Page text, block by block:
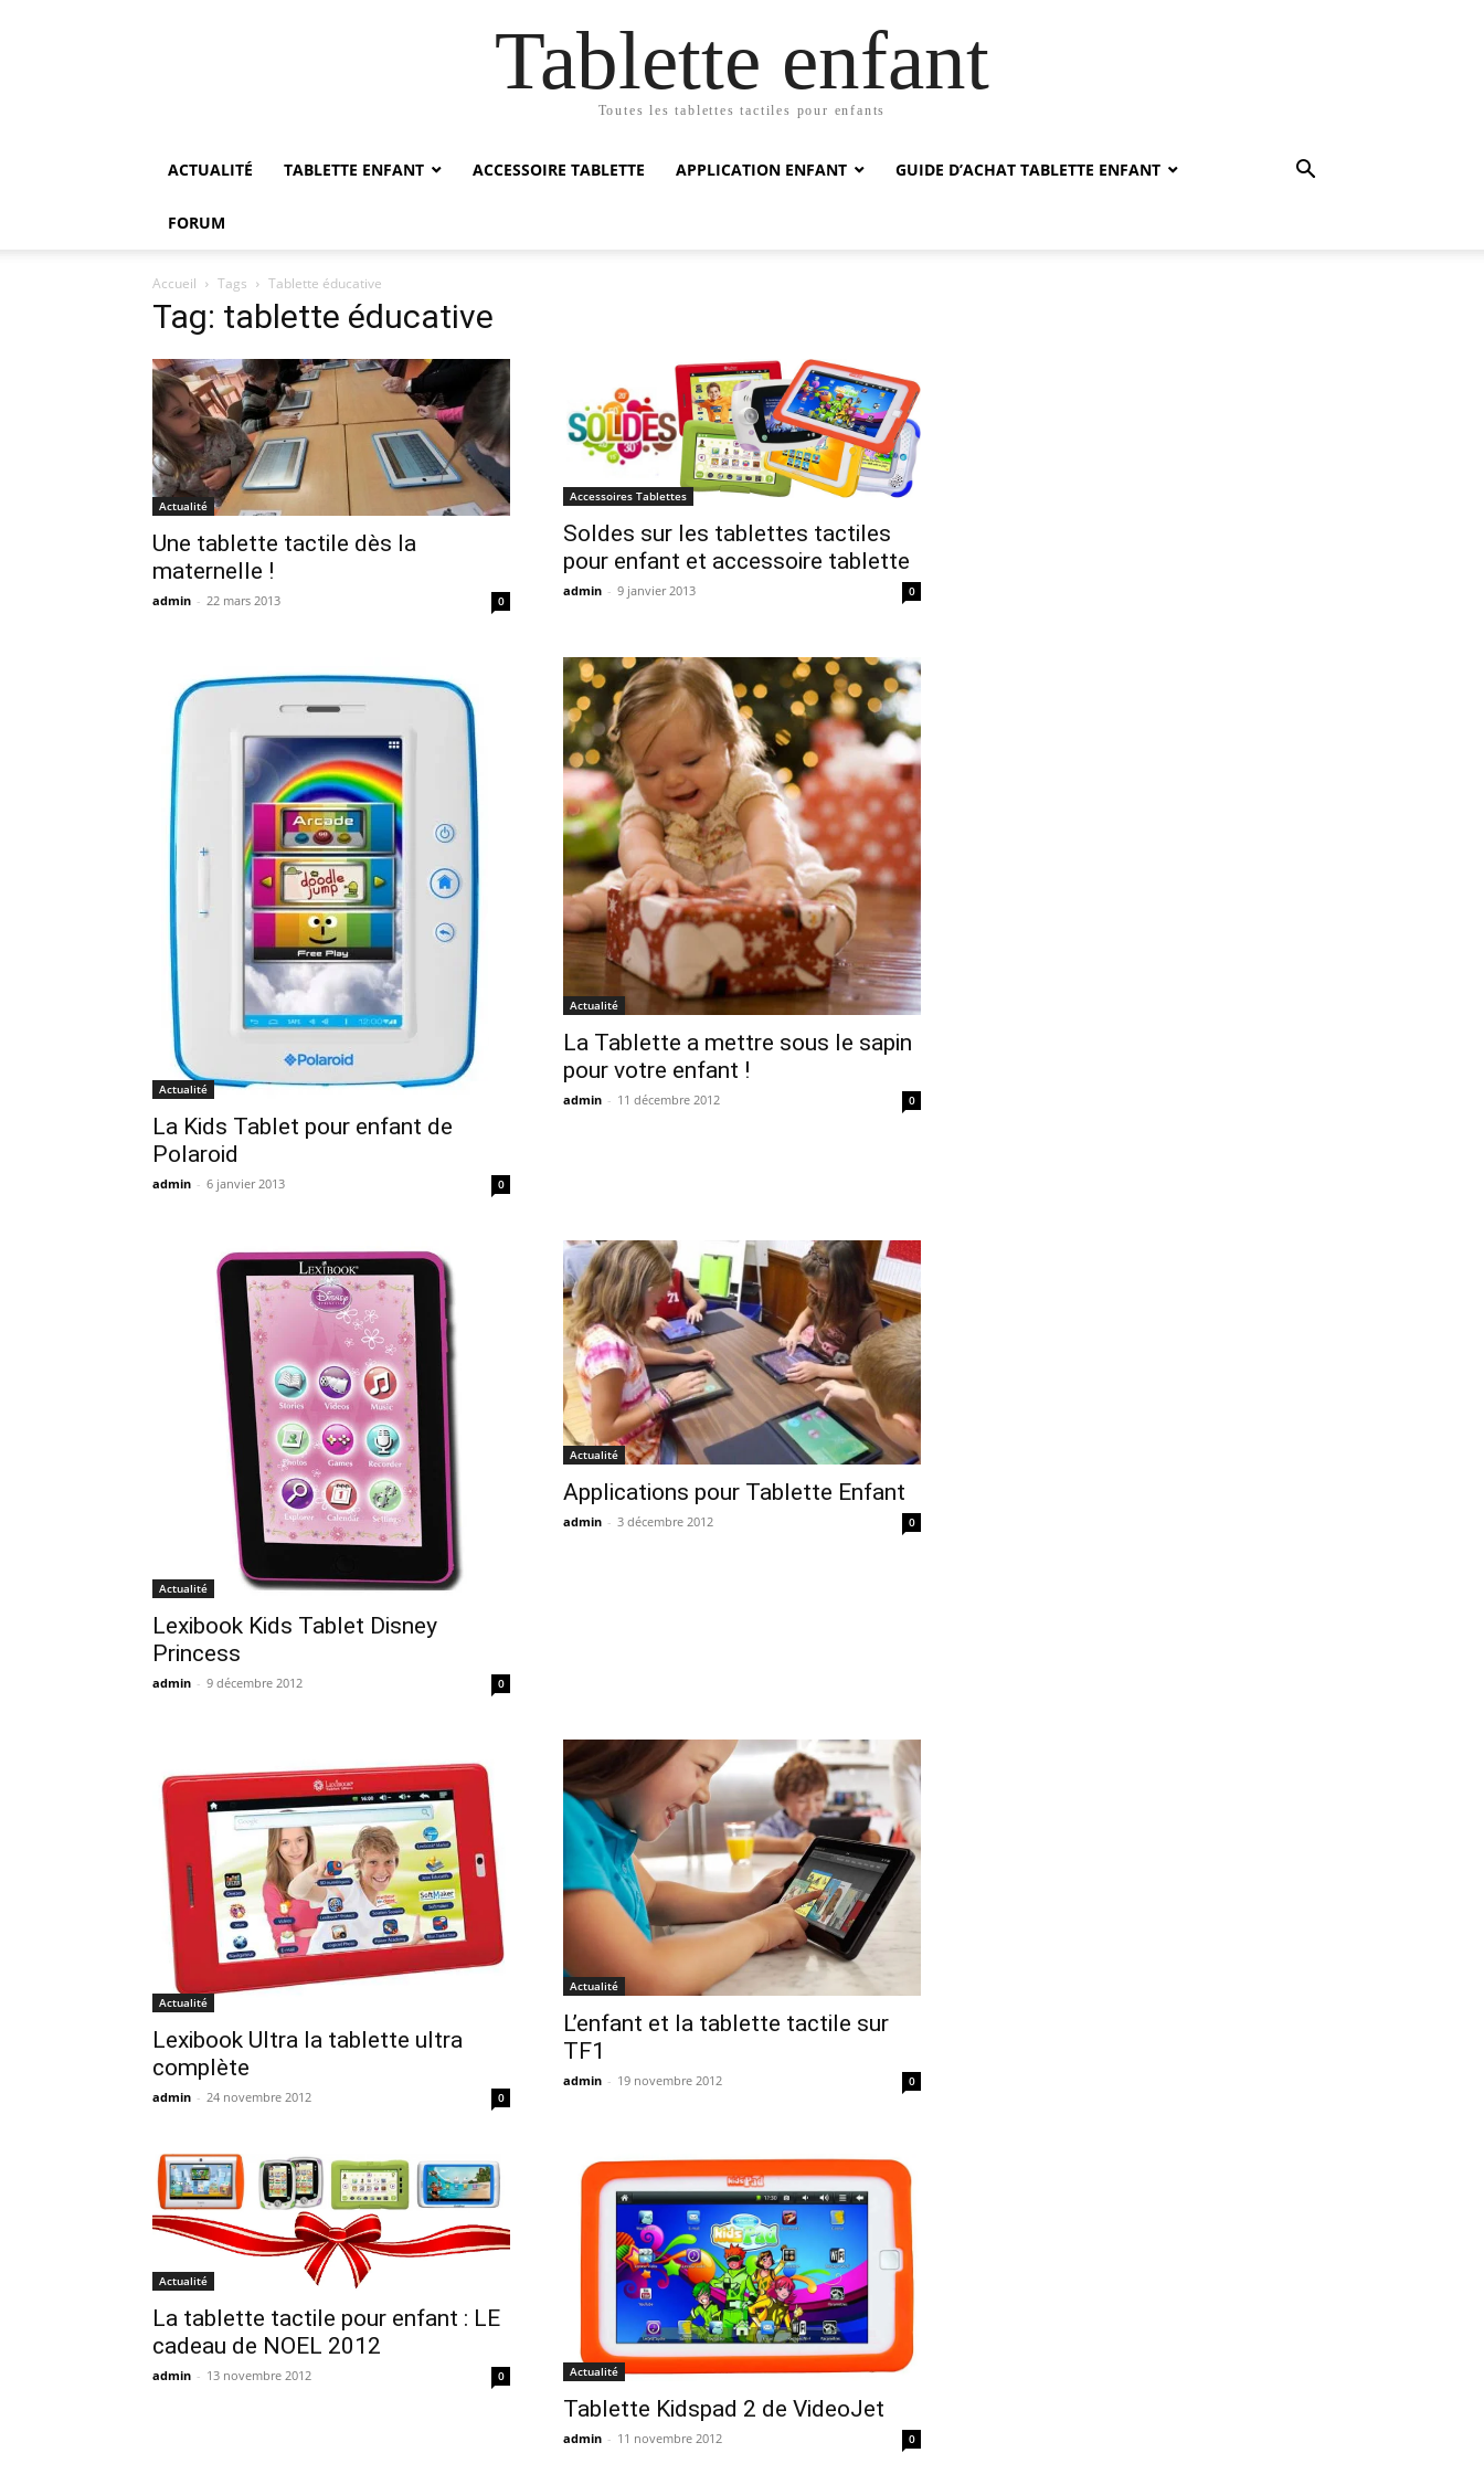
Tablette enfant
Toutes les tablettes tactiles pour enfants
ACTUALITÉ TABLETTE ENFANT ACCESSOIRE TABLETTE APPLICATION ENFANT GUIDE D’ACHAT TABLETTE ENFANT
FORUM
Accueil Tags Tablette éducative
Tag: tablette éducative
Actualité
Une tablette tactile dès la
maternelle !
admin - 22 mars 2013 0
Accessoires Tablettes
Soldes sur les tablettes tactiles
pour enfant et accessoire tablette
admin - 9 janvier 2013 0
Actualité
La Kids Tablet pour enfant de
Polaroid
admin - 6 janvier 2013 0
Actualité
La Tablette a mettre sous le sapin
pour votre enfant !
admin - 11 décembre 2012 0
Actualité
Lexibook Kids Tablet Disney
Princess
admin - 9 décembre 2012 0
Actualité
Applications pour Tablette Enfant
admin - 3 décembre 2012 0
Actualité
Lexibook Ultra la tablette ultra
complète
admin - 24 novembre 2012 0
Actualité
L’enfant et la tablette tactile sur
TF1
admin - 19 novembre 2012 0
Actualité
La tablette tactile pour enfant : LE
cadeau de NOEL 2012
admin - 13 novembre 2012 0 Actualité
Tablette Kidspad 2 de VideoJet
admin - 11 novembre 2012 0